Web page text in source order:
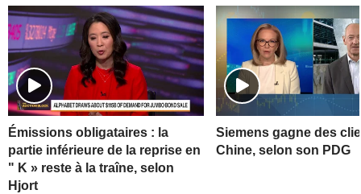
Émissions obligataires : la
partie inférieure de la reprise en
" K » reste à la traîne, selon
Hjort
Siemens gagne des
Chine, selon son PDG